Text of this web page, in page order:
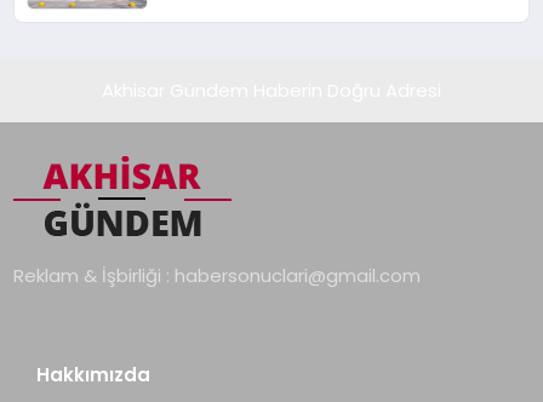
Reklam & İşbirliği : habersonuclari@gmail.com
Hakkımızda